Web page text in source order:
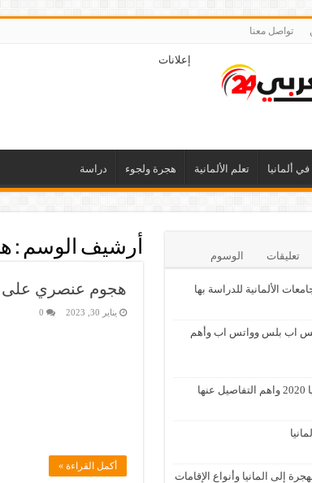
تواصل معنا
إعلانات
في ألمانيا تعلم الألمانية هجرة ولجوء دراسة
أرشيف الوسم :
هجوم عنصري على
يناير 30, 2023 0
أكمل القراءة »
تعليقات الوسوم
الألمانية للدراسة بها
اب بلس وواتس اب وأهم
إلى المانيا وأنواع الإقامات